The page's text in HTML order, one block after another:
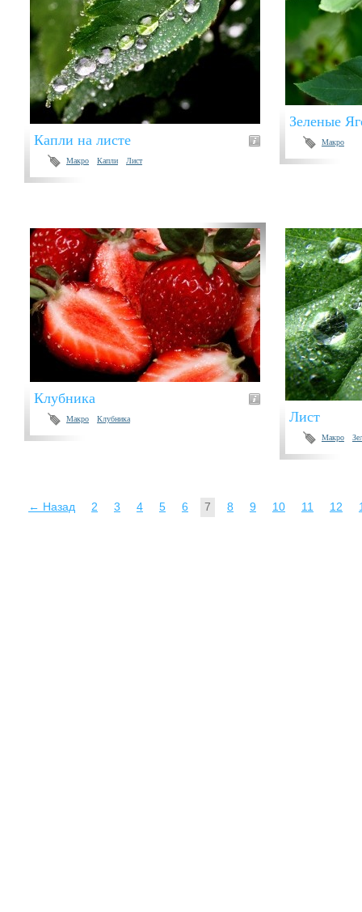
Капли на листе
Макро Капли Лист
Зеленые
Макро
Клубника
Макро Клубника Лист
Макро
← Назад 2 3 4 5 6 7 8 9 10 11 12